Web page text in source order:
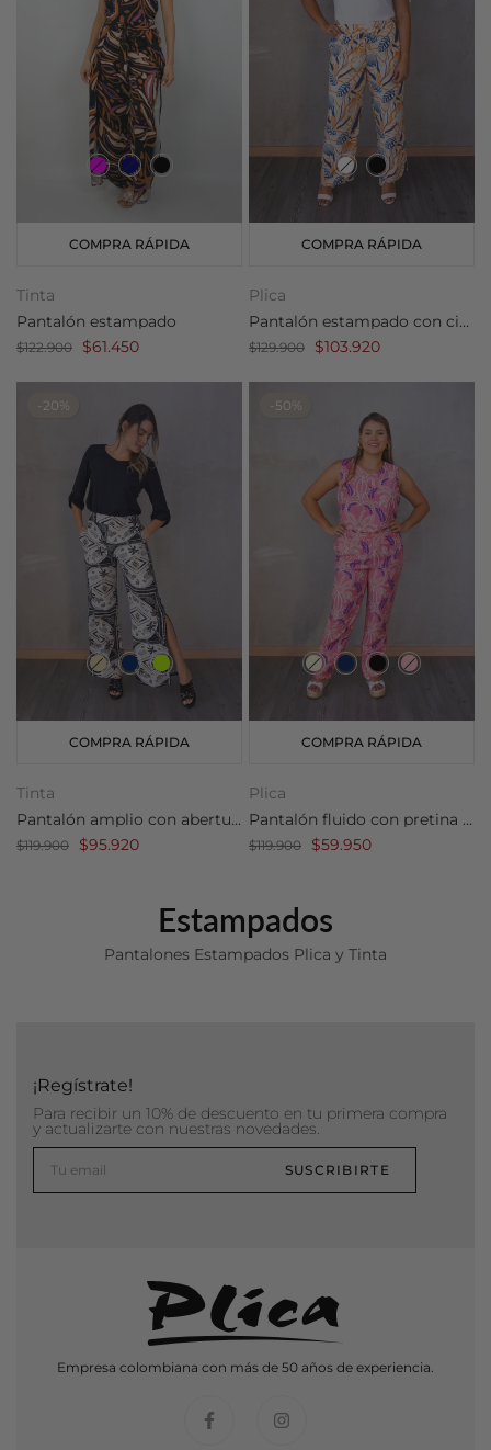
Estampados
Pantalones Estampados Plica y Tinta
COMPRA RÁPIDA
Tinta
Pantalón estampado
$122.900 $61.450
COMPRA RÁPIDA
Plica
Pantalón estampado con cinturón
$129.900 $103.920
-20%
COMPRA RÁPIDA
Tinta
Pantalón amplio con abertura
$119.900 $95.920
-50%
COMPRA RÁPIDA
Plica
Pantalón fluido con pretina resortada
$119.900 $59.950
¡Regístrate!
Para recibir un 10% de descuento en tu primera compra
y actualizarte con nuestras novedades.
SUSCRIBIRTE
Empresa colombiana con más de 50 años de experiencia.